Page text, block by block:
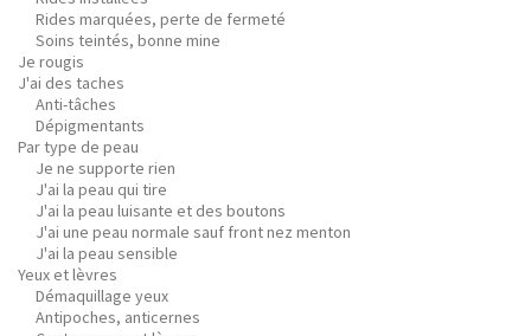
Rides marquées, perte de fermeté
Soins teintés, bonne mine
Je rougis
J'ai des taches
Anti-tâches
Dépigmentants
Par type de peau
Je ne supporte rien
J'ai la peau qui tire
J'ai la peau luisante et des boutons
J'ai une peau normale sauf front nez menton
J'ai la peau sensible
Yeux et lèvres
Démaquillage yeux
Antipoches, anticernes